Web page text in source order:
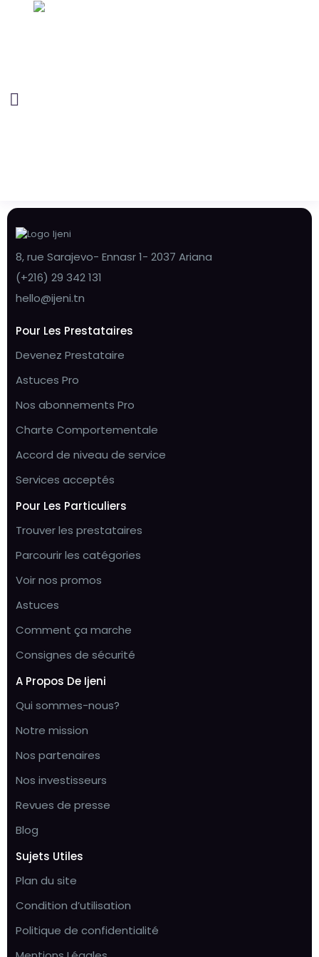
8, rue Sarajevo- Ennasr 1- 2037 Ariana
(+216) 29 342 131
hello@ijeni.tn
Pour Les Prestataires
Devenez Prestataire
Astuces Pro
Nos abonnements Pro
Charte Comportementale
Accord de niveau de service
Services acceptés
Pour Les Particuliers
Trouver les prestataires
Parcourir les catégories
Voir nos promos
Astuces
Comment ça marche
Consignes de sécurité
A Propos De Ijeni
Qui sommes-nous?
Notre mission
Nos partenaires
Nos investisseurs
Revues de presse
Blog
Sujets Utiles
Plan du site
Condition d’utilisation
Politique de confidentialité